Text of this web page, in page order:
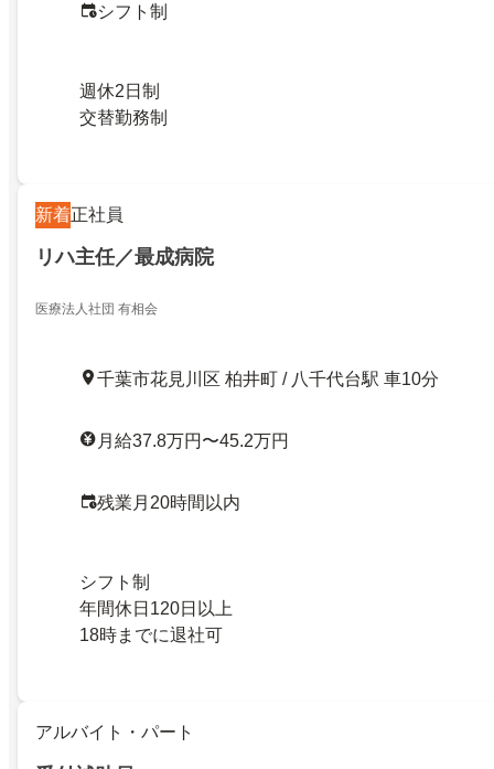
シフト制
週休2日制
交替勤務制
新着正社員
リハ主任／最成病院
医療法人社団 有相会
千葉市花見川区 柏井町 / 八千代台駅 車10分
月給37.8万円〜45.2万円
残業月20時間以内
シフト制
年間休日120日以上
18時までに退社可
アルバイト・パート